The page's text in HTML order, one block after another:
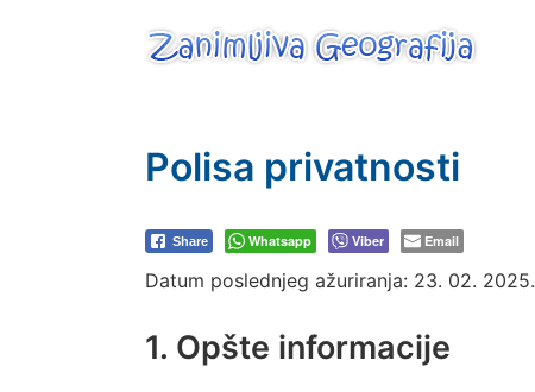
Polisa privatnosti
Share Whatsapp Viber Email
Datum poslednjeg ažuriranja: 23. 02. 2025.
1. Opšte informacije